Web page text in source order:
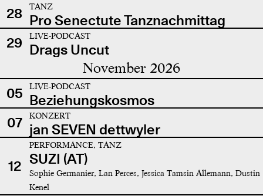
28
TANZ
Pro Senectute Tanznachmittag
29
LIVE-PODCAST
Drags Uncut
November 2026
05 LIVE-PODCAST
Beziehungskosmos
07
KONZERT
jan SEVEN dettwyler
12
PERFORMANCE, TANZ
SUZI (AT)
Sophie Germanier, Lan Perces, Jessica Tamsin Allemann, Dustin
Kenel